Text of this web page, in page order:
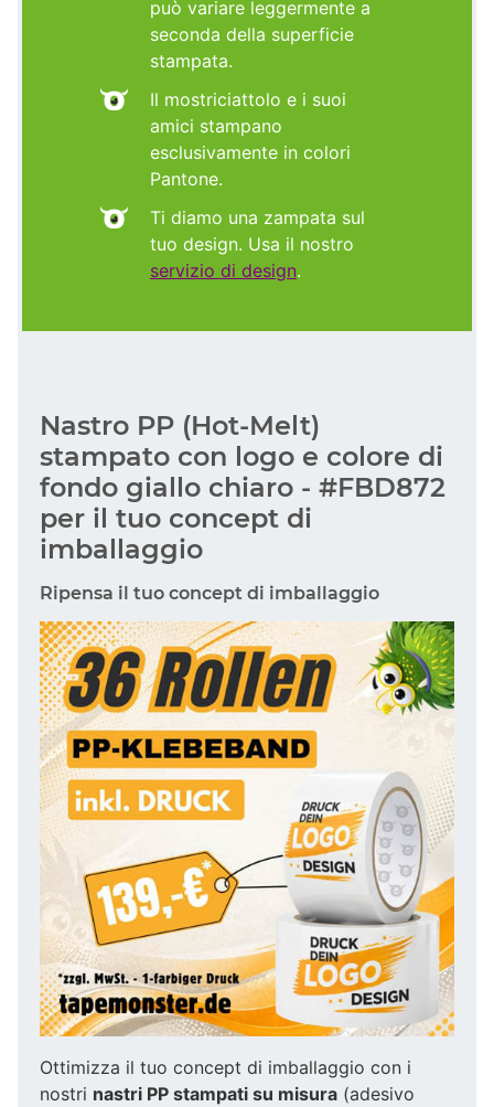
può variare leggermente a
seconda della superficie
stampata.
Il mostriciattolo e i suoi
amici stampano
esclusivamente in colori
Pantone.
Ti diamo una zampata sul
tuo design. Usa il nostro
servizio di design.
Nastro PP (Hot-Melt)
stampato con logo e colore di
fondo giallo chiaro - #FBD872
per il tuo concept di
imballaggio
Ripensa il tuo concept di imballaggio
Ottimizza il tuo concept di imballaggio con i
nostri nastri PP stampati su misura (adesivo